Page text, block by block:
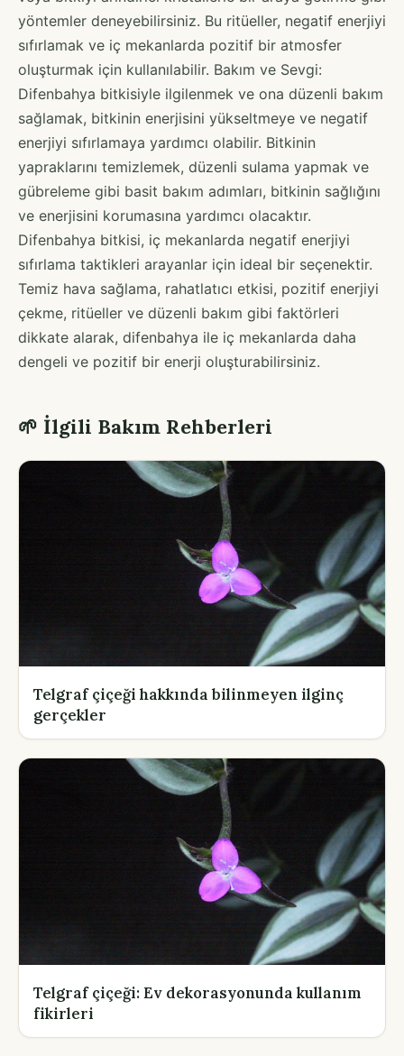
yöntemler deneyebilirsiniz. Bu ritüeller, negatif enerjiyi
sıfırlamak ve iç mekanlarda pozitif bir atmosfer
oluşturmak için kullanılabilir. Bakım ve Sevgi:
Difenbahya bitkisiyle ilgilenmek ve ona düzenli bakım
sağlamak, bitkinin enerjisini yükseltmeye ve negatif
enerjiyi sıfırlamaya yardımcı olabilir. Bitkinin
yapraklarını temizlemek, düzenli sulama yapmak ve
gübreleme gibi basit bakım adımları, bitkinin sağlığını
ve enerjisini korumasına yardımcı olacaktır.
Difenbahya bitkisi, iç mekanlarda negatif enerjiyi
sıfırlama taktikleri arayanlar için ideal bir seçenektir.
Temiz hava sağlama, rahatlatıcı etkisi, pozitif enerjiyi
çekme, ritüeller ve düzenli bakım gibi faktörleri
dikkate alarak, difenbahya ile iç mekanlarda daha
dengeli ve pozitif bir enerji oluşturabilirsiniz.
🌱 İlgili Bakım Rehberleri
Telgraf çiçeği hakkında bilinmeyen ilginç
gerçekler
Telgraf çiçeği: Ev dekorasyonunda kullanım
fikirleri